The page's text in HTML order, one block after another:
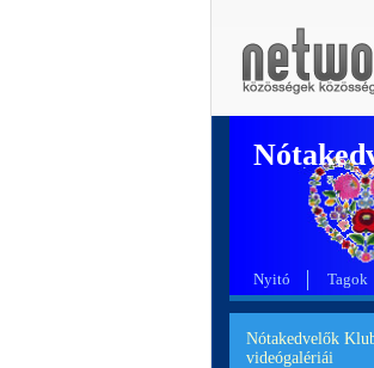
Nyitó Tagok
Nótakedvelők
videógalériái